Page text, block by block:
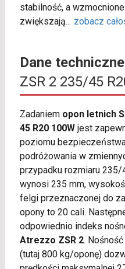
stabilność, a
zwiększają... zobacz
Dane techniczne
ZSR 2 235/45
Zadaniem opon letnich
45 R20 100Wjest
poziomu
podróżowania w
przypadku rozmiaru
wynosi 235 mm,
felgi przeznaczonej do
opony to 20 cali.
odpowiednio indeks
Atrezzo ZSR 2.
(tutaj 800 kg/oponę)